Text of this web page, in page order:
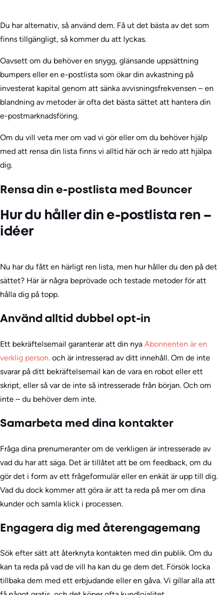
Du har alternativ, så använd dem. Få ut det bästa av det som
finns tillgängligt, så kommer du att lyckas.
Oavsett om du behöver en snygg, glänsande uppsättning
bumpers eller en e-postlista som ökar din avkastning på
investerat kapital genom att sänka avvisningsfrekvensen – en
blandning av metoder är ofta det bästa sättet att hantera din
e-postmarknadsföring.
Om du vill veta mer om vad vi gör eller om du behöver hjälp
med att rensa din lista finns vi alltid här och är redo att hjälpa
dig.
Rensa din e-postlista med Bouncer
Hur du håller din e-postlista ren –
idéer
Nu har du fått en härligt ren lista, men hur håller du den på det
sättet? Här är några beprövade och testade metoder för att
hålla dig på topp.
Använd alltid dubbel opt-in
Ett bekräftelsemail garanterar att din nya Abonnenten är en
verklig person. och är intresserad av ditt innehåll. Om de inte
svarar på ditt bekräftelsemail kan de vara en robot eller ett
skript, eller så var de inte så intresserade från början. Och om
inte – du behöver dem inte.
Samarbeta med dina kontakter
Fråga dina prenumeranter om de verkligen är intresserade av
vad du har att säga. Det är tillåtet att be om feedback, om du
gör det i form av ett frågeformulär eller en enkät är upp till dig.
Vad du dock kommer att göra är att ta reda på mer om dina
kunder och samla klick i processen.
Engagera dig med återengagemang
Sök efter sätt att återknyta kontakten med din publik. Om du
kan ta reda på vad de vill ha kan du ge dem det. Försök locka
tillbaka dem med ett erbjudande eller en gåva. Vi gillar alla att